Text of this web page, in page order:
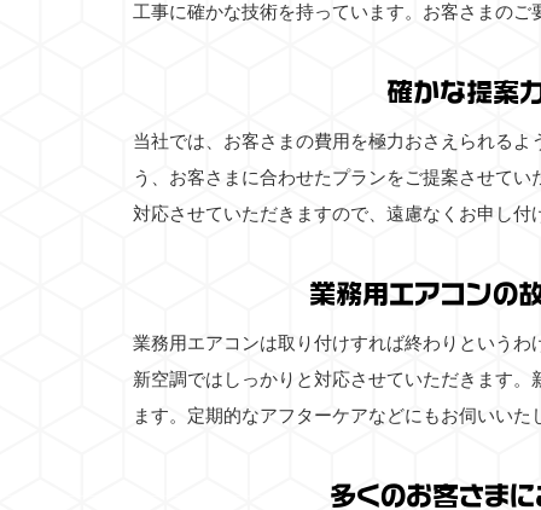
工事に確かな技術を持っています。お客さまの
確かな提案
当社では、お客さまの費用を極力おさえられる
う、お客さまに合わせたプランをご提案させて
対応させていただきますので、遠慮なくお申し付
業務用エアコンの
業務用エアコンは取り付けすれば終わりという
新空調ではしっかりと対応させていただきます
ます。定期的なアフターケアなどにもお伺いい
多くのお客さま